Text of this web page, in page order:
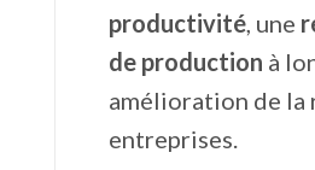
productivité, une
de production à
amélioration de la
entreprises.